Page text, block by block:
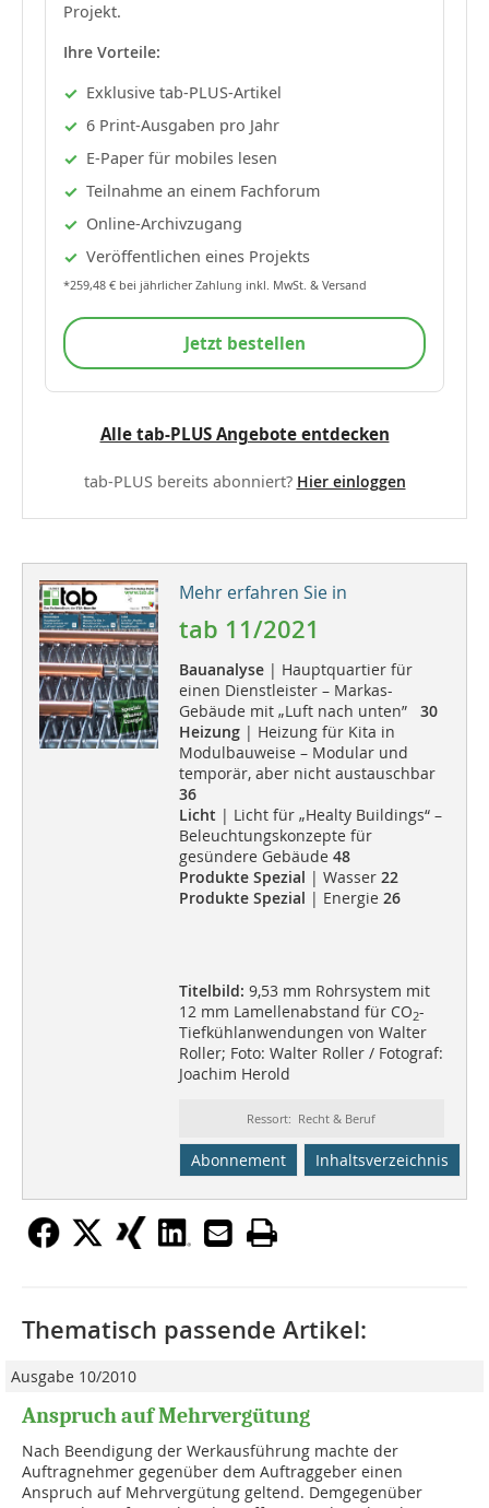
Projekt.
Ihre Vorteile:
Exklusive tab-PLUS-Artikel
6 Print-Ausgaben pro Jahr
E-Paper für mobiles lesen
Teilnahme an einem Fachforum
Online-Archivzugang
Veröffentlichen eines Projekts
*259,48 € bei jährlicher Zahlung inkl. MwSt. & Versand
Jetzt bestellen
Alle tab-PLUS Angebote entdecken
tab-PLUS bereits abonniert? Hier einloggen
Mehr erfahren Sie in
tab 11/2021
Bauanalyse| Hauptquartier für
einen Dienstleister – Markas-
Gebäude mit „Luft nach unten” 30
Heizung| Heizung für Kita in
Modulbauweise – Modular und
temporär, aber nicht austauschbar
36
Licht | Licht für „Healty Buildings“ –
Beleuchtungskonzepte für
gesündere Gebäude 48
Produkte Spezial | Wasser 22
Produkte Spezial | Energie 26
Titelbild: 9,53 mm Rohrsystem mit
12 mm Lamellenabstand für CO2-
Tiefkühlanwendungen von Walter
Roller; Foto: Walter Roller / Fotograf:
Joachim Herold
Ressort: Recht & Beruf
Abonnement Inhaltsverzeichnis
Thematisch passende Artikel:
Ausgabe 10/2010
Anspruch auf Mehrvergütung
Nach Beendigung der Werkausführung machte der
Auftragnehmer gegenüber dem Auftraggeber einen
Anspruch auf Mehrvergütung geltend. Demgegenüber